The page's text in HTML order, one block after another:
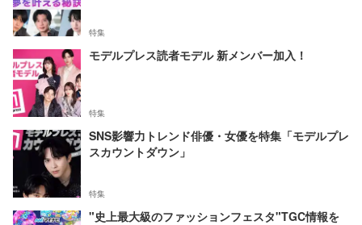
特集
モデルプレス読者モデル 新メンバー加入！
特集
SNS影響力トレンド俳優・女優を特集「モデルプレ
スカウントダウン」
特集
"史上最大級のファッションフェスタ"TGC情報を